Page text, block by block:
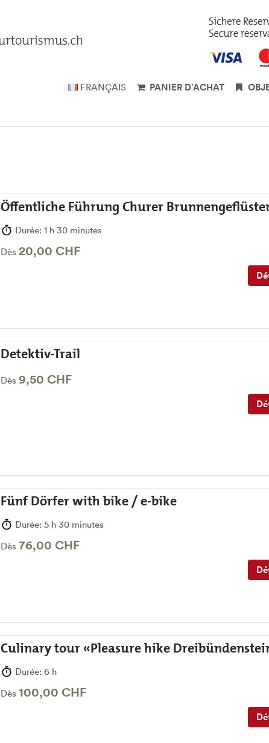
FRANÇAIS PANIER D'ACHAT
Öffentliche Führung Churer
Durée: 1 h 30 minutes
Dès 20,00 CHF
Detektiv-Trail
Dès 9,50 CHF
Fünf Dörfer with bike / e-bike
Durée: 5 h 30 minutes
Dès 76,00 CHF
Culinary tour «Pleasure hike
Durée: 6 h
Dès 100,00 CHF